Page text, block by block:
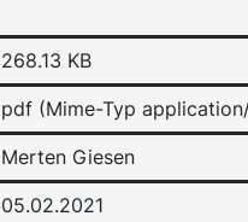
268.13 KB
pdf (Mime-Typ
Merten Giesen
05.02.2021